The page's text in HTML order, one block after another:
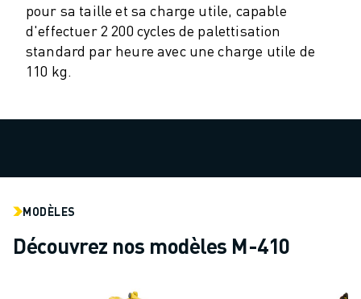
ENTREPOSAGE, LOGISTIQUE, POSTE ET COLIS
APPLICATIONS
TOUTES LES APPLICATIONS
PERÇAGE ET TARAUDAGE À GRANDE VITESSE
MOULAGE PAR INJECTION
ENTRETIEN DES MACHINES
pour sa taille et sa charge utile, capable
d'effectuer 2 200 cycles de palettisation
standard par heure avec une charge utile de
110 kg.
MODÈLES
Découvrez nos modèles M-410